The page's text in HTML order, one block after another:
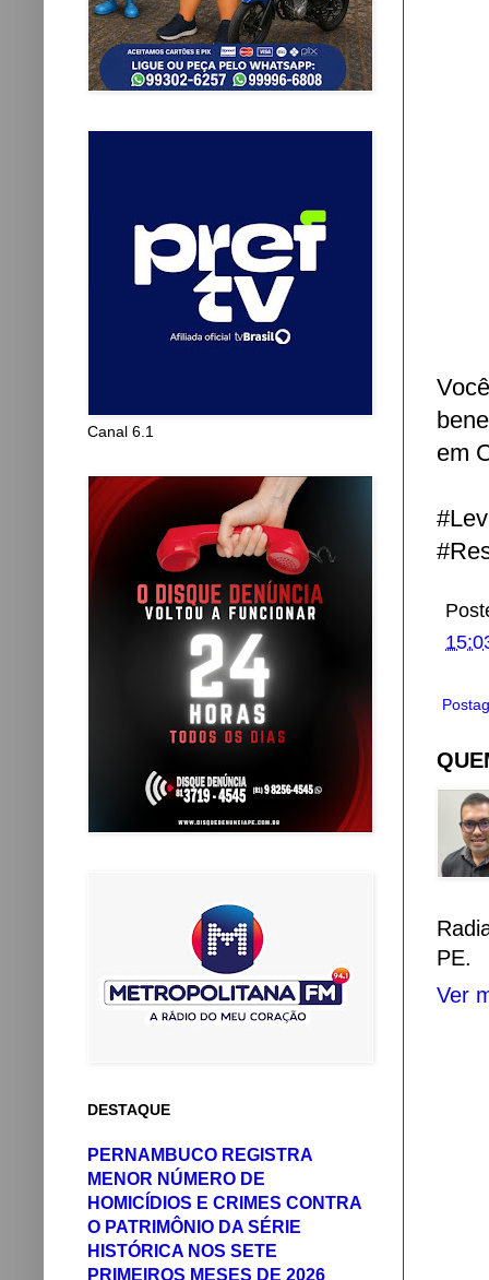
em
PE.
Ver
Canal 6.1
DESTAQUE
PERNAMBUCO REGISTRA
MENOR NÚMERO DE
HOMICÍDIOS E CRIMES CONTRA
O PATRIMÔNIO DA SÉRIE
HISTÓRICA NOS SETE
PRIMEIROS MESES DE 2026